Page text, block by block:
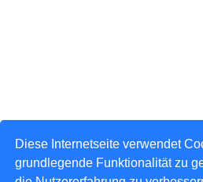
Diese Internetseite verwendet
grundlegende Funktionalität zu